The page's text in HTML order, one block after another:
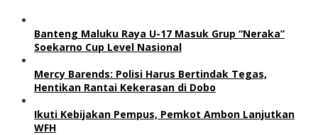
Banteng Maluku Raya U-17 Masuk Grup “Neraka”
Soekarno Cup Level Nasional
Mercy Barends: Polisi Harus Bertindak Tegas,
Hentikan Rantai Kekerasan di Dobo
Ikuti Kebijakan Pempus, Pemkot Ambon Lanjutkan
WFH